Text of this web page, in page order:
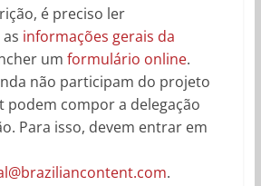
é preciso ler
informações gerais da
um formulário online.
não participam do projeto
podem compor a delegação
Para isso, devem entrar em
.